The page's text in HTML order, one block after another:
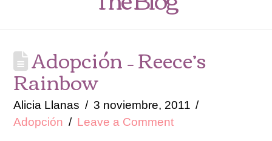
Adopción – Reece’s
Rainbow
Alicia Llanas
3 noviembre, 2011
Adopción
Leave a Comment